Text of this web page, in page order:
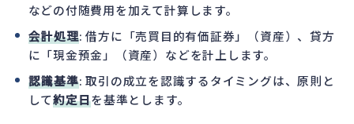
などの付随費用を加えて計算します。
会計処理: 借方に「売買目的有価証券」（資産）、貸方
に「現金預金」（資産）などを計上します。
認識基準: 取引の成立を認識するタイミングは、原則と
して約定日を基準とします。